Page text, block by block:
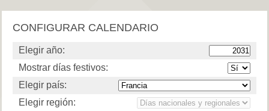
CONFIGURAR CALENDARIO
Elegir año:
Mostrar días festivos:
Elegir país:
Elegir región: